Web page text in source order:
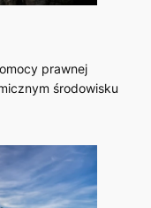
prawnej
środowisku